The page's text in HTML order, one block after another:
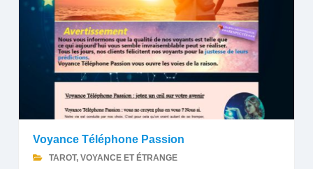
Voyance Téléphone Passion
TAROT, VOYANCE ET ÉTRANGE